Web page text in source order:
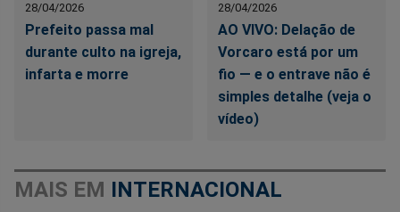
28/04/2026
Prefeito passa mal
durante culto na igreja,
infarta e morre
28/04/2026
AO VIVO: Delação de
Vorcaro está por um
fio — e o entrave não é
simples detalhe (veja o
vídeo)
MAIS EM INTERNACIONAL